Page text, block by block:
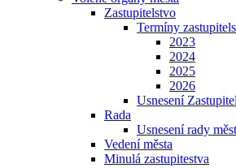
Zastupitelstvo
Termíny
2023
2024
2025
2026
Usnesení
Rada
Usnesení rady
Vedení města
Minulá zastupitestva